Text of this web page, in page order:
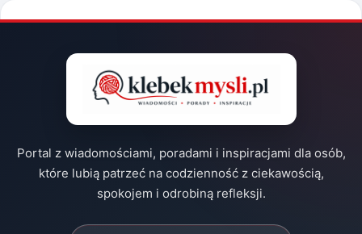
Portal z wiadomościami, poradami i inspiracjami dla osób,
które lubią patrzeć na codzienność z ciekawością,
spokojem i odrobiną refleksji.